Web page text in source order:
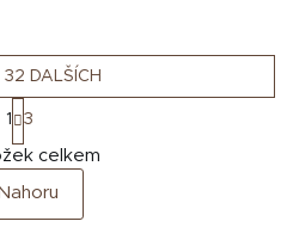
O
v
l
á
32 DALŠÍCH
S
t
r
á
n
k
1 3
celkem
Nahoru